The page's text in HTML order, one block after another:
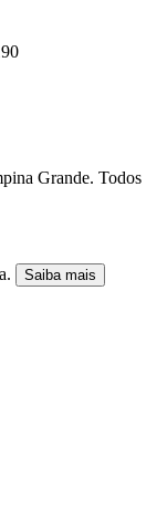
Grande. Todos
Saiba mais